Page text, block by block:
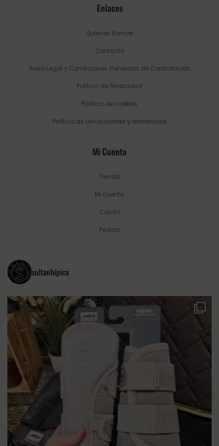
Enlaces
Quienes Somos
Contacto
Aviso Legal y Condiciones Generales de Contratación
Política de Privacidad
Política de cookies
Política de devoluciones y reembolsos
Mi Cuenta
Tienda
Mi cuenta
Carrito
Pedido
sultanhipica